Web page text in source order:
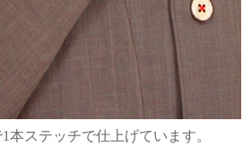
本ステッチで仕上げています。